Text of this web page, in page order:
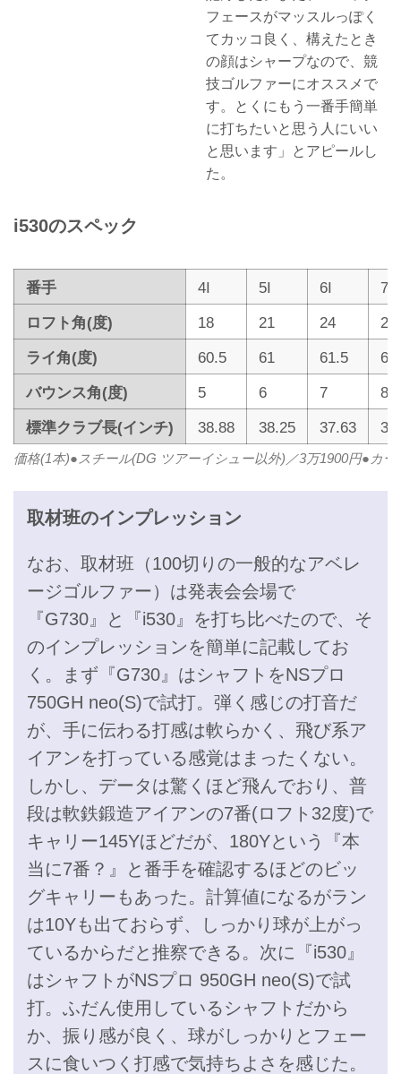
フェースがマッスルっぽく
てカッコ良く、構えたとき
の顔はシャープなので、競
技ゴルファーにオススメで
す。とくにもう一番手簡単
に打ちたいと思う人にいい
と思います」とアピールし
た。
i530のスペック
番手 4I 5I 6I
7I
ロフト角(度)
18 21 24
ライ角(度)
60.5 61 61.5
62
バウンス角(度)
5 6 7
8
標準クラブ長(インチ)
38.88 38.25 37.63 37
価格(1本)●スチール(DG ツアーイシュー以外)／3万1900円●カー
取材班のインプレッション
なお、取材班（100切りの一般的なアベレ
ージゴルファー）は発表会会場で
『G730』と『i530』を打ち比べたので、そ
のインプレッションを簡単に記載してお
く。まず『G730』はシャフトをNSプロ
750GH neo(S)で試打。弾く感じの打音だ
が、手に伝わる打感は軟らかく、飛び系ア
イアンを打っている感覚はまったくない。
しかし、データは驚くほど飛んでおり、普
段は軟鉄鍛造アイアンの7番(ロフト32度)で
キャリー145Yほどだが、180Yという『本
当に7番？』と番手を確認するほどのビッ
グキャリーもあった。計算値になるがラン
は10Yも出ておらず、しっかり球が上がっ
ているからだと推察できる。次に『i530』
はシャフトがNSプロ 950GH neo(S)で試
打。ふだん使用しているシャフトだから
か、振り感が良く、球がしっかりとフェー
スに食いつく打感で気持ちよさを感じた。